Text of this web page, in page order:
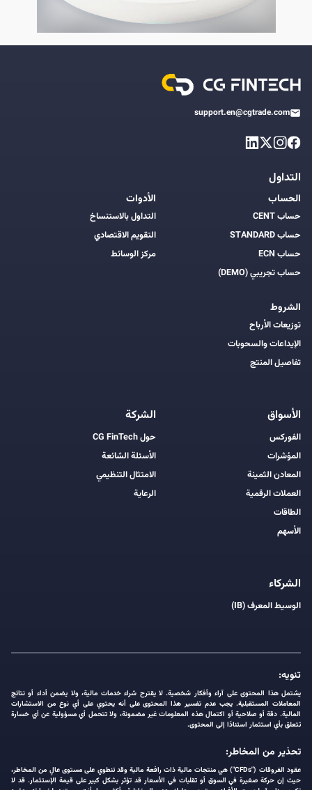
support.en@cgtrade.com
التداول
الحساب
حساب CENT
حساب STANDARD
حساب ECN
حساب تجريبي (DEMO)
الشروط
توزيعات الأرباح
الإيداعات والسحوبات
تفاصيل المنتج
الأدوات
التداول بالاستنساخ
التقويم الاقتصادي
مركز الوسائط
الأسواق
الفوركس
المؤشرات
المعادن الثمينة
العملات الرقمية
الطاقات
الأسهم
الشركة
حول CG FinTech
الأسئلة الشائعة
الامتثال التنظيمي
الرعاية
الشركاء
الوسيط المعرف (IB)
تنويه:
يشتمل هذا المحتوى على آراء وأفكار شخصية. لا يقترح شراء خدمات مالية، ولا يضمن أداء أو نتائج
المعاملات المستقبلية. يجب عدم تفسير هذا المحتوى على أنه يحتوي على أي نوع من الاستشارات
المالية. دقة أو صلاحية أو اكتمال هذه المعلومات غير مضمونة، ولا تتحمل أي مسؤولية عن أي خسارة
تتعلق بأي استثمار استنادًا إلى المحتوى.
تحذير من المخاطر:
عقود الفروقات ("CFDs") هي منتجات مالية ذات رافعة مالية وقد تنطوي على مستوى عالٍ من المخاطر،
حيث إن حركة صغيرة في السوق أو تقلبات في الأسعار قد تؤثر بشكل كبير على قيمة الإستثمار. قد لا